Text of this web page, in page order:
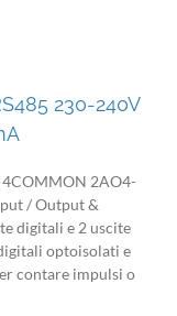
230-240V
4COMMON 2AO4-
/ Output &
digitali e 2 uscite
optoisolati e
contare impulsi o